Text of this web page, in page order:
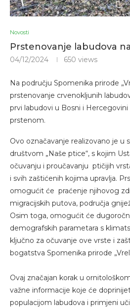
Novosti
Prstenovanje labudova
04/12/2024 650 views
Na području Spomenika prirode
prstenovanje crvenokljunih
prvi labudovi u Bosni i Hercegovini
prstenom.
Ovo označavanje realizovano je u
društvom „Naše ptice“, s kojim
očuvanju i proučavanju ptičijih
i svih zaštićenih kojima upravlja.
omogućit će praćenje njihovog
migracijskih putova, područja
Osim toga, omogućit će
demografskih parametara s
ključno za očuvanje ove vrste i
bogatstva Spomenika prirode
Ovaj značajan korak u
važne informacije koje će
populacijom labudova i primjeni